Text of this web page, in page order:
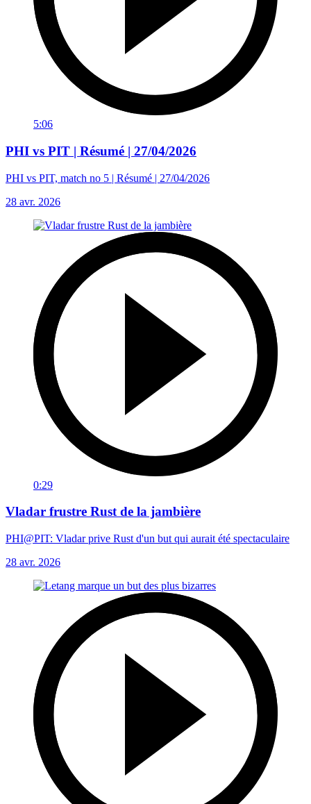
5:06
PHI vs PIT | Résumé | 27/04/2026
PHI vs PIT, match no 5 | Résumé | 27/04/2026
28 avr. 2026
0:29
Vladar frustre Rust de la jambière
PHI@PIT: Vladar prive Rust d'un but qui aurait été spectaculaire
28 avr. 2026